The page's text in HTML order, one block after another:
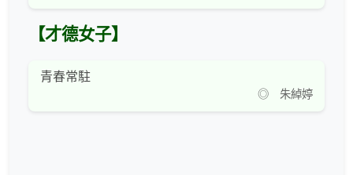
【才德女子】
青春常駐
◎ 朱綽婷